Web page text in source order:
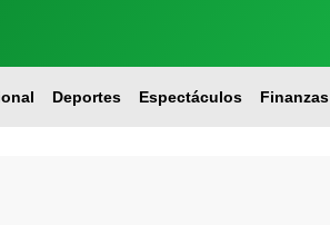
Deportes Espectáculos Finanzas